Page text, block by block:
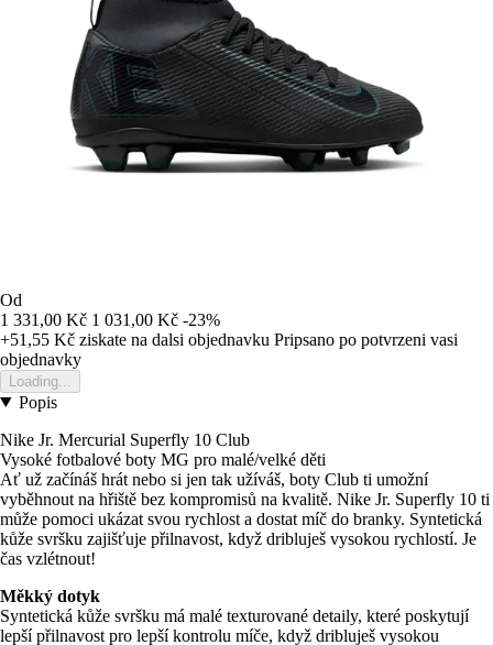
Od
1 331,00 Kč 1 031,00 Kč -23%
+51,55 Kč ziskate na dalsi objednavku Pripsano po potvrzeni vasi
objednavky
Loading...
Popis
Nike Jr. Mercurial Superfly 10 Club
Vysoké fotbalové boty MG pro malé/velké děti
Ať už začínáš hrát nebo si jen tak užíváš, boty Club ti umožní
vyběhnout na hřiště bez kompromisů na kvalitě. Nike Jr. Superfly 10 ti
může pomoci ukázat svou rychlost a dostat míč do branky. Syntetická
kůže svršku zajišťuje přilnavost, když dribluješ vysokou rychlostí. Je
čas vzlétnout!
Měkký dotyk
Syntetická kůže svršku má malé texturované detaily, které poskytují
lepší přilnavost pro lepší kontrolu míče, když dribluješ vysokou